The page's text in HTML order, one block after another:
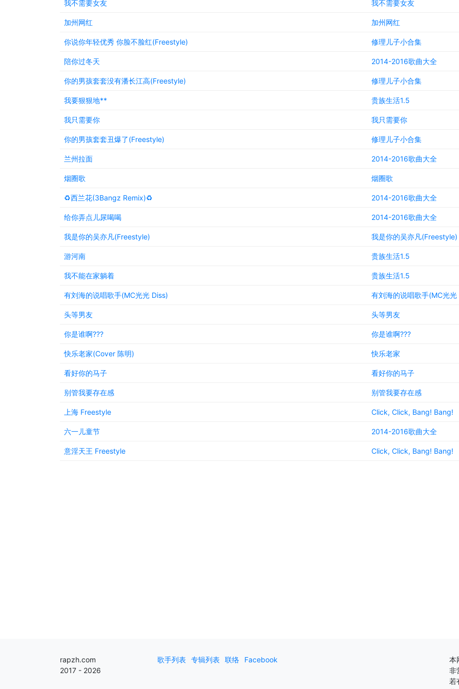
我不需要女友 我不需要女友
加州网红 加州网红
你说你年轻优秀 你脸不脸红(Freestyle) 修理儿子小合集
陪你过冬天 2014-2016歌曲大全
你的男孩套套没有潘长江高(Freestyle) 修理儿子小合集
我要狠狠地** 贵族生活1.5
我只需要你 我只需要你
你的男孩套套丑爆了(Freestyle) 修理儿子小合集
兰州拉面 2014-2016歌曲大全
烟圈歌 烟圈歌
♻️西兰花(3Bangz Remix)♻️ 2014-2016歌曲大全
给你弄点儿尿喝喝 2014-2016歌曲大全
我是你的吴亦凡(Freestyle) 我是你的吴亦凡(Freestyle)
游河南 贵族生活1.5
我不能在家躺着 贵族生活1.5
有刘海的说唱歌手(MC光光 Diss) 有刘海的说唱歌手(MC光光
头等男友 头等男友
你是谁啊??? 你是谁啊???
快乐老家(Cover 陈明) 快乐老家
看好你的马子 看好你的马子
别管我要存在感 别管我要存在感
上海 Freestyle Click, Click, Bang! Bang!
六一儿童节 2014-2016歌曲大全
意淫天王 Freestyle Click, Click, Bang! Bang!
rapzh.com
2017 - 2026
歌手列表 专辑列表 联络 Facebook
本
非
若